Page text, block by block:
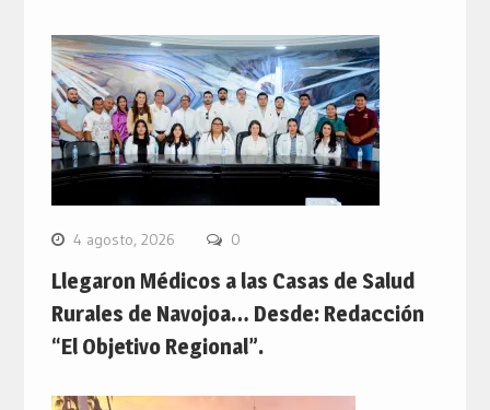
4 agosto, 2026 0
Llegaron Médicos a las Casas de Salud
Rurales de Navojoa… Desde: Redacción
“El Objetivo Regional”.